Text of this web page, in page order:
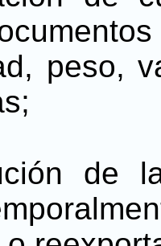
peso,
de